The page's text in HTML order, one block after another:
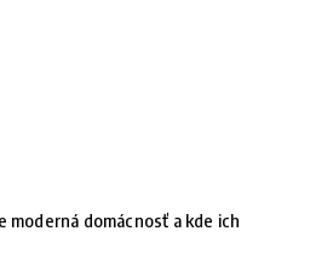
moderná domácnosť a kde ich